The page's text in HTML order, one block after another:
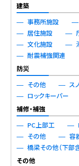
建築
事務所施設
居住施設
文化施設
耐震補強関連
防災
その他
ス
ロックキーパー
補修・補強
PC上部工
その他
容
橋梁その他（下部
その他